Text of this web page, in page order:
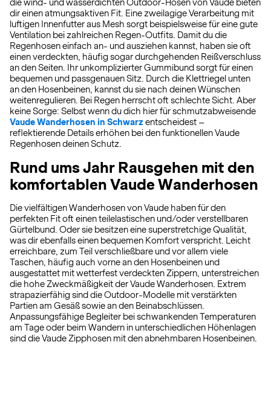
die wind- und wasserdichten Outdoor-Hosen von Vaude bieten
dir einen atmungsaktiven Fit. Eine zweilagige Verarbeitung mit
luftigen Innenfutter aus Mesh sorgt beispielsweise für eine gute
Ventilation bei zahlreichen Regen-Outfits. Damit du die
Regenhosen einfach an- und ausziehen kannst, haben sie oft
einen verdeckten, häufig sogar durchgehenden Reißverschluss
an den Seiten. Ihr unkomplizierter Gummibund sorgt für einen
bequemen und passgenauen Sitz. Durch die Klettriegel unten
an den Hosenbeinen, kannst du sie nach deinen Wünschen
weitenregulieren. Bei Regen herrscht oft schlechte Sicht. Aber
keine Sorge: Selbst wenn du dich hier für schmutzabweisende
Vaude Wanderhosen in Schwarz entscheidest –
reflektierende Details erhöhen bei den funktionellen Vaude
Regenhosen deinen Schutz.
Rund ums Jahr Rausgehen mit den
komfortablen Vaude Wanderhosen
Die vielfältigen Wanderhosen von Vaude haben für den
perfekten Fit oft einen teilelastischen und/oder verstellbaren
Gürtelbund. Oder sie besitzen eine superstretchige Qualität,
was dir ebenfalls einen bequemen Komfort verspricht. Leicht
erreichbare, zum Teil verschließbare und vor allem viele
Taschen, häufig auch vorne an den Hosenbeinen und
ausgestattet mit wetterfest verdeckten Zippern, unterstreichen
die hohe Zweckmäßigkeit der Vaude Wanderhosen. Extrem
strapazierfähig sind die Outdoor-Modelle mit verstärkten
Partien am Gesäß sowie an den Beinabschlüssen.
Anpassungsfähige Begleiter bei schwankenden Temperaturen
am Tage oder beim Wandern in unterschiedlichen Höhenlagen
sind die Vaude Zipphosen mit den abnehmbaren Hosenbeinen.